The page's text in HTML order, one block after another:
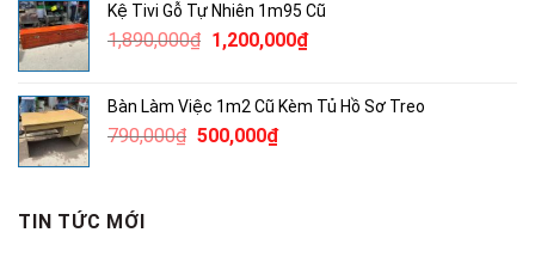
3,800,000₫.là:
2,500,000₫.
Kệ Tivi Gỗ Tự Nhiên 1m95 Cũ
1,890,000₫ Giá
1,890,000₫.
1,200,000₫Giá
là:
Bàn Làm Việc 1m2 Cũ Kèm Tủ Hồ Sơ Treo
790,000₫ Giá
500,000₫Giá
TIN TỨC MỚI